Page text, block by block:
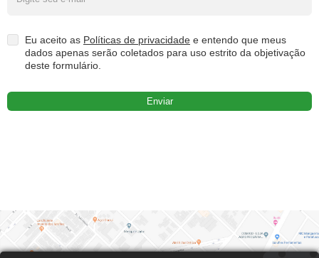
Eu aceito as Políticas de privacidade e entendo que meus
dados apenas serão coletados para uso estrito da objetivação
deste formulário.